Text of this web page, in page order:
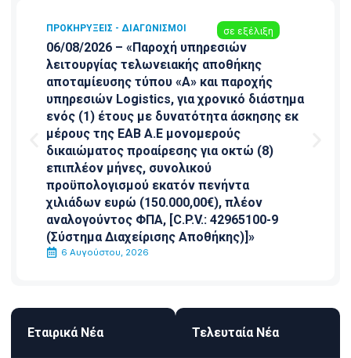
ΠΡΟΚΗΡΎΞΕΙΣ - ΔΙΑΓΩΝΙΣΜΟΊ σε εξέλιξη
06/08/2026 – «Παροχή υπηρεσιών
λειτουργίας τελωνειακής αποθήκης
αποταμίευσης τύπου «Α» και παροχής
υπηρεσιών Logistics, για χρονικό διάστημα
ενός (1) έτους με δυνατότητα άσκησης εκ
μέρους της ΕΑΒ Α.Ε μονομερούς
δικαιώματος προαίρεσης για οκτώ (8)
επιπλέον μήνες, συνολικού
προϋπολογισμού εκατόν πενήντα
χιλιάδων ευρώ (150.000,00€), πλέον
αναλογούντος ΦΠΑ, [C.P.V.: 42965100-9
(Σύστημα Διαχείρισης Αποθήκης)]»
6 Αυγούστου, 2026
Εταιρικά Νέα Τελευταία Νέα